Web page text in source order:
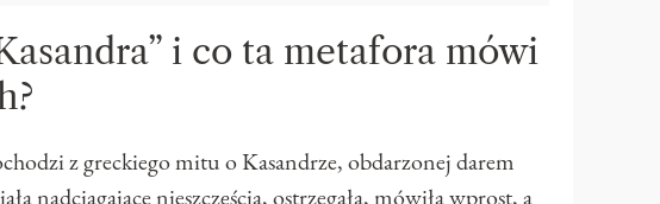
i co ta metafora mówi
z greckiego mitu o Kasandrze, obdarzonej darem
nadciągające nieszczęścia, ostrzegała, mówiła wprost, a